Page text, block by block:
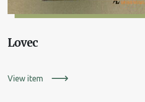
Lovec
View item